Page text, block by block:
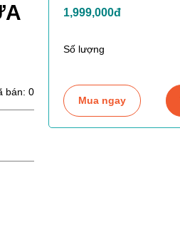
bán: 0
1,999,000đ
Số lượng
Mua ngay